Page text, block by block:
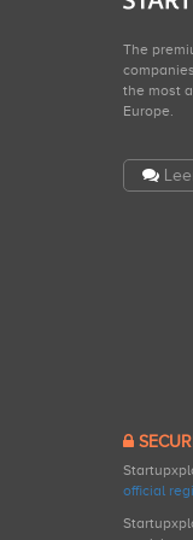
The
the most
Europe.
official